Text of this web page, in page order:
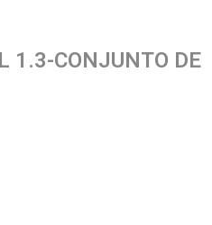
1.3-CONJUNTO DE